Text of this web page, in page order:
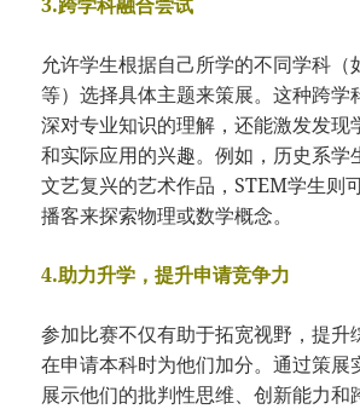
允许学生根据自己所学的不同学科（
等）选择具体主题来策展。这种跨学
深对专业知识的理解，还能激发发现
和实际应用的兴趣。例如，历史系学
文艺复兴的艺术作品，STEM学生则
播客来探索物理或数学概念。
4.助力升学，提升申请竞争力
参加比赛不仅有助于拓宽视野，提升
在申请本科时为他们加分。通过策展
展示他们的批判性思维、创新能力和